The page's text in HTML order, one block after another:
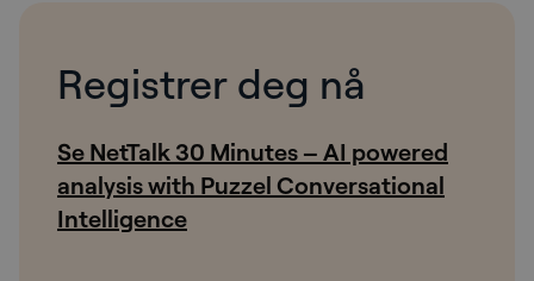
Registrer deg nå
Se NetTalk 30 Minutes – AI powered
analysis with Puzzel Conversational
Intelligence